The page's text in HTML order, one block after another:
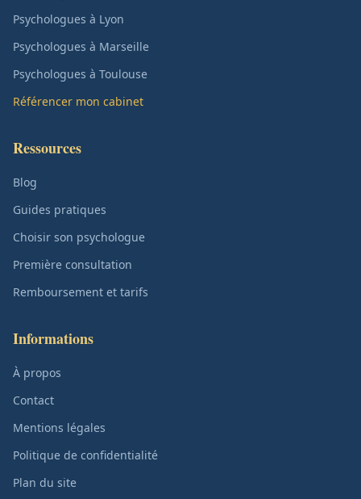
Psychologues à Lyon
Psychologues à Marseille
Psychologues à Toulouse
Référencer mon cabinet
Ressources
Blog
Guides pratiques
Choisir son psychologue
Première consultation
Remboursement et tarifs
Informations
À propos
Contact
Mentions légales
Politique de confidentialité
Plan du site